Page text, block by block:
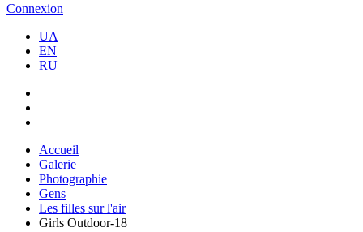
Connexion
UA
EN
RU
Accueil
Galerie
Photographie
Gens
Les filles sur l'air
Girls Outdoor-18